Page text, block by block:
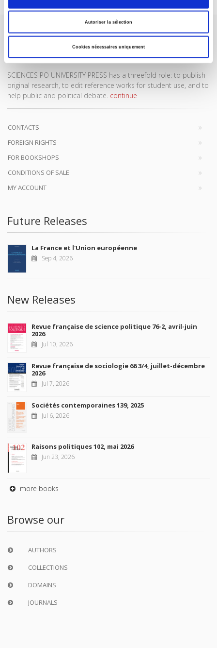
Autoriser la sélection
Cookies nécessaires uniquement
SCIENCES PO UNIVERSITY PRESS has a threefold role: to publish
original research, to edit reference works for student use, and to
help public and political debate. continue
CONTACTS
FOREIGN RIGHTS
FOR BOOKSHOPS
CONDITIONS OF SALE
MY ACCOUNT
Future Releases
La France et l'Union européenne
Sep 4, 2026
New Releases
Revue française de science politique 76-2, avril-juin
2026
Jul 10, 2026
Revue française de sociologie 66 3/4, juillet-décembre
2026
Jul 7, 2026
Sociétés contemporaines 139, 2025
Jul 6, 2026
Raisons politiques 102, mai 2026
Jun 23, 2026
more books
Browse our
AUTHORS
COLLECTIONS
DOMAINS
JOURNALS